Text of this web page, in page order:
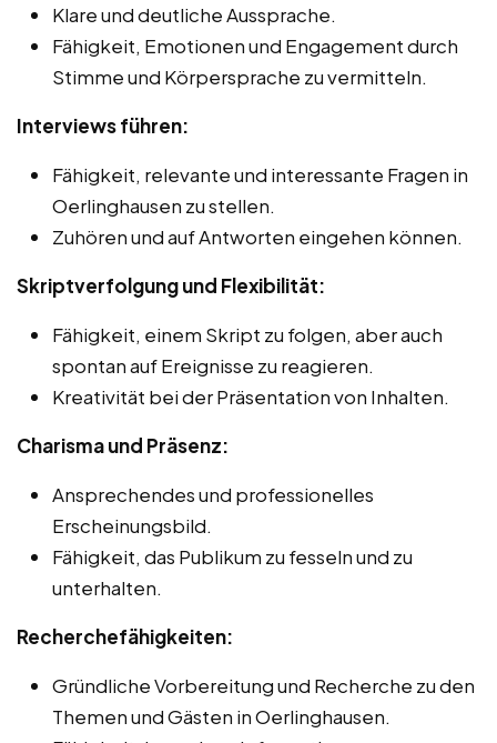
Klare und deutliche Aussprache.
Fähigkeit, Emotionen und Engagement durch
Stimme und Körpersprache zu vermitteln.
Interviews führen:
Fähigkeit, relevante und interessante Fragen in
Oerlinghausen zu stellen.
Zuhören und auf Antworten eingehen können.
Skriptverfolgung und Flexibilität:
Fähigkeit, einem Skript zu folgen, aber auch
spontan auf Ereignisse zu reagieren.
Kreativität bei der Präsentation von Inhalten.
Charisma und Präsenz:
Ansprechendes und professionelles
Erscheinungsbild.
Fähigkeit, das Publikum zu fesseln und zu
unterhalten.
Recherchefähigkeiten:
Gründliche Vorbereitung und Recherche zu den
Themen und Gästen in Oerlinghausen.